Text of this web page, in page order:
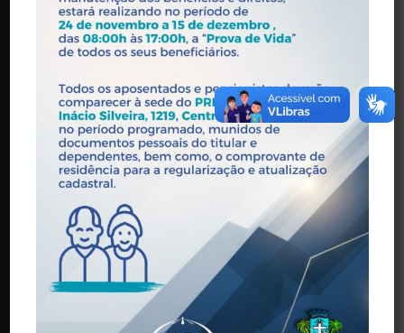
contato@previboc.mg.gov.br
O INSTITUTO
Estrutura
Legislação
Órgãos Colegiados